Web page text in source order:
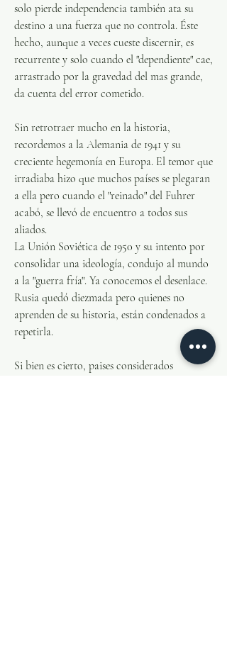
solo pierde independencia también ata su
destino a una fuerza que no controla. Éste
hecho, aunque a veces cueste discernir, es
recurrente y solo cuando el "dependiente" cae,
arrastrado por la gravedad del mas grande,
da cuenta del error cometido.
Sin retrotraer mucho en la historia,
recordemos a la Alemania de 1941 y su
creciente hegemonía en Europa. El temor que
irradiaba hizo que muchos países se plegaran
a ella pero cuando el "reinado" del Fuhrer
acabó, se llevó de encuentro a todos sus
aliados.
La Unión Soviética de 1950 y su intento por
consolidar una ideología, condujo al mundo
a la "guerra fría". Ya conocemos el desenlace.
Rusia quedó diezmada pero quienes no
aprenden de su historia, están condenados a
repetirla.
Si bien es cierto, paises considerados